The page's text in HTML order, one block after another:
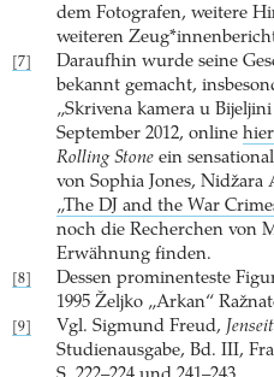
dem Fotografen, weitere
weiteren
[7]
Daraufhin wurde seine
bekannt gemacht,
„Skrivena kamera u Bijeljini
September 2012, online hier
Rolling Stone ein
von Sophia ­Jones, Nidžara
„The DJ and the War
noch die Recherchen von
Erwähnung finden.
[8]
Dessen prominenteste
1995 Željko „Arkan“
[9] Vgl. Sigmund Freud,
Studienausgabe, Bd. III,